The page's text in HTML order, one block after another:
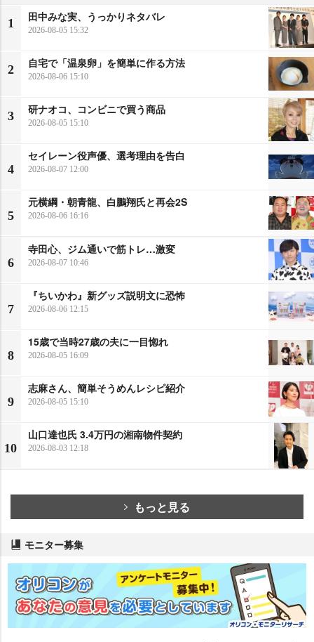
1
田中みな実、うっかりネタバレ
2026-08-05 15:32
2
自宅で「温泉卵」を簡単に作る方法
2026-08-06 15:10
3
研ナオコ、コンビニで買う商品
2026-08-05 15:10
4
セイレーン役声優、選考理由を告白
2026-08-07 12:00
5
元横綱・朝青龍、白鵬翔氏と再会2S
2026-08-06 16:16
6
寺田心、ジム通いで筋トレ…激変
2026-08-07 10:46
7
『ちいかわ』新グッズ説明文に恐怖
2026-08-06 12:15
8
15歳で当時27歳の夫に一目惚れ
2026-08-05 16:09
9
志麻さん、簡単そうめんレシピ紹介
2026-08-05 15:10
10
山口達也氏 3.4万円の湘南物件契約
2026-08-03 12:18
もっと見る
モニター募集